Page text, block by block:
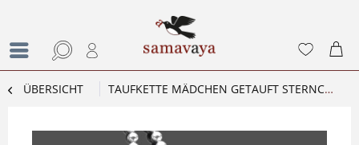
ÜBERSICHT TAUFKETTE MÄDCHEN GETAUFT STERNCHEN TAUFSCHMUCK GRAVUR